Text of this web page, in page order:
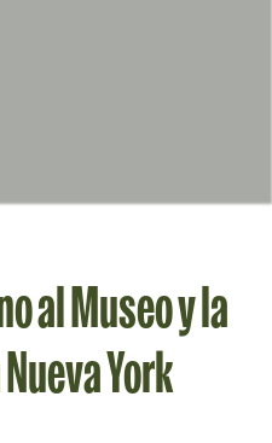
al Museo y la
York